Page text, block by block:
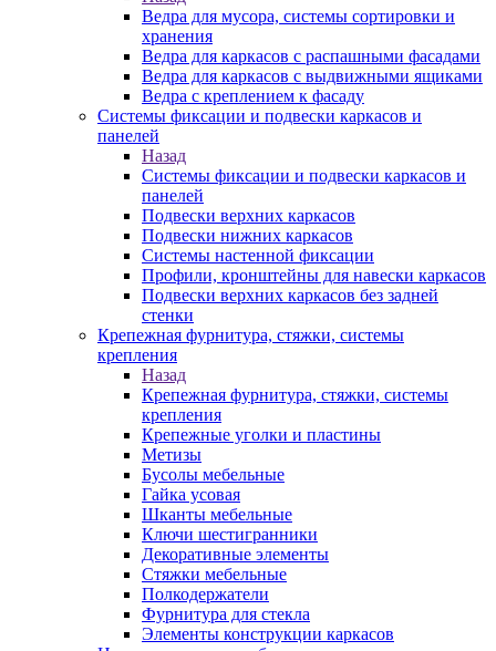
Ведра для мусора, системы сортировки и
хранения
Ведра для каркасов с распашными фасадами
Ведра для каркасов с выдвижными ящиками
Ведра с креплением к фасаду
Системы фиксации и подвески каркасов и
панелей
Назад
Системы фиксации и подвески каркасов и
панелей
Подвески верхних каркасов
Подвески нижних каркасов
Системы настенной фиксации
Профили, кронштейны для навески каркасов
Подвески верхних каркасов без задней
стенки
Крепежная фурнитура, стяжки, системы
крепления
Назад
Крепежная фурнитура, стяжки, системы
крепления
Крепежные уголки и пластины
Метизы
Бусолы мебельные
Гайка усовая
Шканты мебельные
Ключи шестигранники
Декоративные элементы
Стяжки мебельные
Полкодержатели
Фурнитура для стекла
Элементы конструкции каркасов